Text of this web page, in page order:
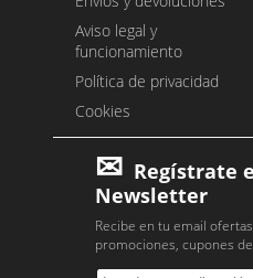
Aviso legal y
funcionamiento
Política de privacidad
Cookies
Regístrate
Newsletter
Recibe en tu email
promociones, cupones